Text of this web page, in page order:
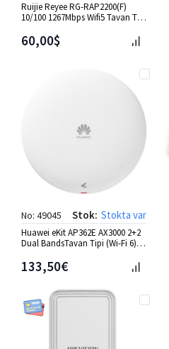
Ruijie Reyee RG-RAP2200(F)
10/100 1267Mbps Wifi5 Tavan Tipi
60,00$
No: 49045 Stok: Stokta var
Huawei eKit AP362E AX3000 2+2
Dual BandsTavan Tipi (Wi-Fi 6)
133,50€